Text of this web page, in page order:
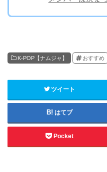
K-POP【ナムジャ】 おすすめ
ツイート
はてブ
Pocket